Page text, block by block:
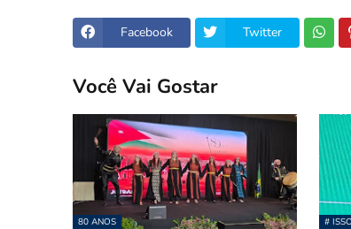
Facebook Twitter
Você Vai Gostar
80 ANOS #